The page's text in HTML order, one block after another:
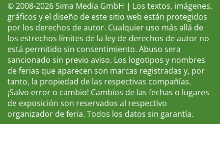
© 2008-2026 Sima Media GmbH | Los textos, imágenes,
gráficos y el diseño de este sitio web están protegidos
por los derechos de autor. Cualquier uso más allá de
los estrechos límites de la ley de derechos de autor no
está permitido sin consentimiento. Abuso sera
sancionado sin previo aviso. Los logotipos y nombres
de ferias que aparecen son marcas registradas y, por
tanto, la propiedad de las respectivas compañías.
¡Salvo error o cambio! Cambios de las fechas o lugares
de exposición son reservados al respectivo
organizador de feria. Todos los datos sin garantía.